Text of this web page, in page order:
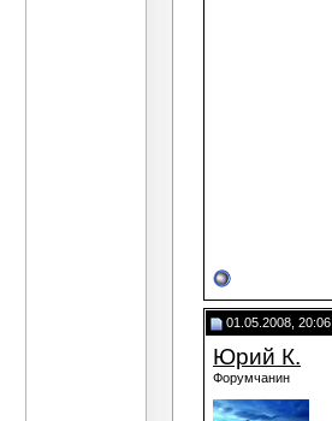
01.05.2008, 20:06
Юрий К.
Форумчанин